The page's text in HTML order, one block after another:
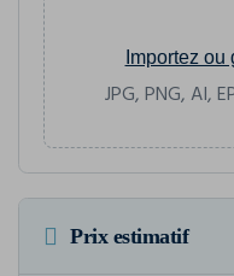
Importez
JPG, PNG, AI,
Prix estimatif